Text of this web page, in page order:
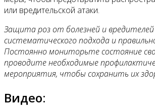
или вредительской атаки.
Защита роз от болезней и
систематического подхода и
Постоянно мониторьте состояние
проводите необходимые
мероприятия, чтобы сохранить их
Видео: